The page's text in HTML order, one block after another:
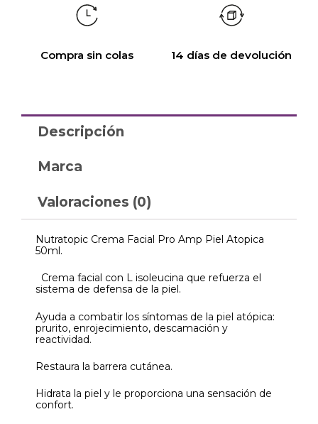
Compra sin colas 14 días de devolución
Descripción
Marca
Valoraciones (0)
Nutratopic Crema Facial Pro Amp Piel Atopica
50ml.
Crema facial con L isoleucina que refuerza el
sistema de defensa de la piel.
Ayuda a combatir los síntomas de la piel atópica:
prurito, enrojecimiento, descamación y
reactividad.
Restaura la barrera cutánea.
Hidrata la piel y le proporciona una sensación de
confort.